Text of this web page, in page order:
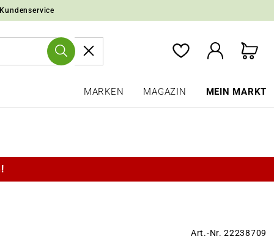
MARKEN MAGAZIN MEIN MARKT
Art.-Nr. 22238709